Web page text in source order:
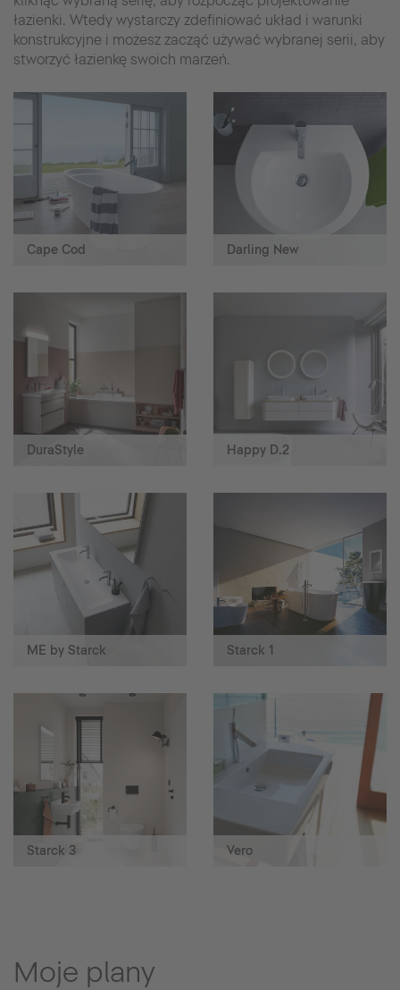
łazienki. Wtedy wystarczy zdefiniować układ i warunki
konstrukcyjne i możesz zacząć używać wybranej serii, aby
stworzyć łazienkę swoich marzeń.
Cape Cod Darling New
DuraStyle Happy D.2
ME by Starck Starck 1
Starck 3 Vero
Moje plany